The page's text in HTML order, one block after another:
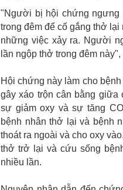
"Người bị hội chứng ngưng
trong đêm để cố gắng thở
những việc xảy ra. Người
lần ngộp thở trong đêm
Hội chứng này làm cho
gây xáo trộn cân bằng giữa
sự giảm oxy và sự tăng
bệnh nhân thở lại và bệnh
thoát ra ngoài và cho oxy
thở trở lại và cứu sống
nhiều lần.